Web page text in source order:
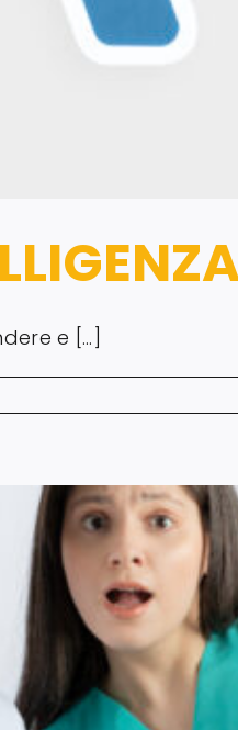
e [...]